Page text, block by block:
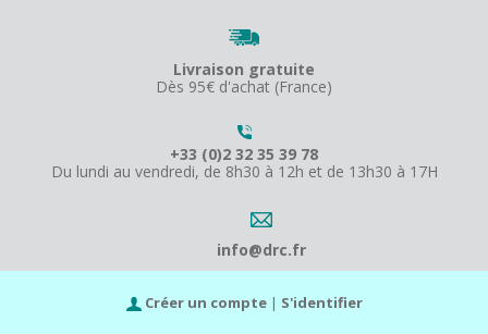
Livraison gratuite
Dès 95€ d'achat (France)
+33 (0)2 32 35 39 78
Du lundi au vendredi, de 8h30 à 12h et de 13h30 à 17H
info@drc.fr
Créer un compte | S'identifier